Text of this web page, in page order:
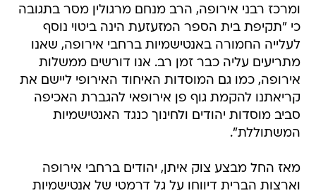
ומרכז רבני אירופה, הרב מנחם מרגולין מסר בתגובה
כי "תקיפת בית הספר המזעזעת הינה ביטוי נוסף
לעלייה החמורה באנטישמיות ברחבי אירופה, שאנו
מתריעים עליה כבר זמן רב. אנו דורשים ממשלות
אירופה, כמו גם המוסדות האיחוד האירופי ליישם את
קריאתנו להקמת גוף פן אירופאי להגברת האכיפה
סביב מוסדות יהודים ולחינוך כנגד האנטישמיות
המשתוללת".
מאז החל מבצע צוק איתן, יהודים ברחבי אירופה
וארצות הברית דיווחו על גל דרמטי של אנטישמיות